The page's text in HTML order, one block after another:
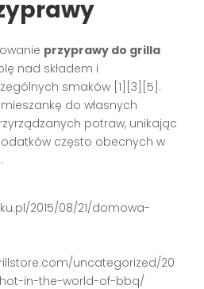
przyprawy do grilla
nad składem i
smaków [1][3][5].
do własnych
potraw, unikając
często obecnych w
2015/08/21/domowa-
uncategorized/20
in-the-world-of-bbq/